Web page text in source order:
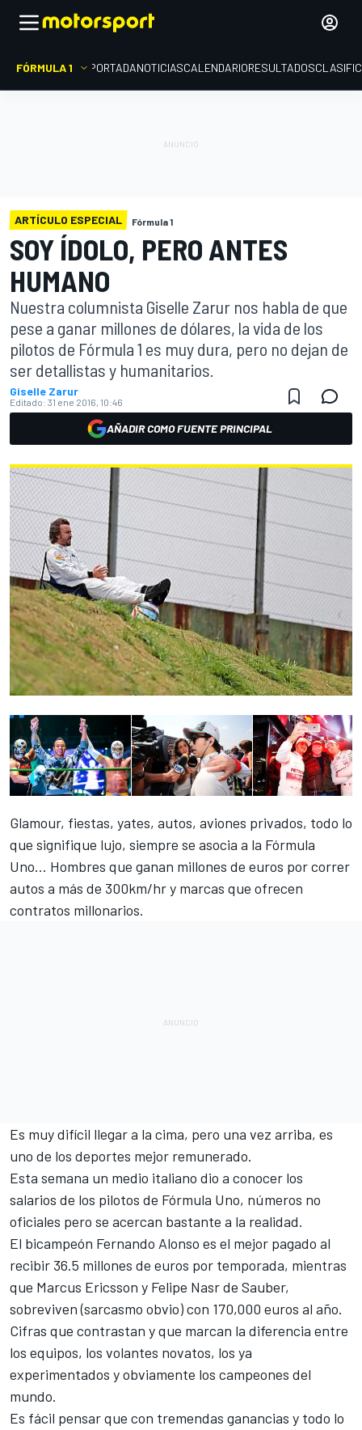
FÓRMULA 1 PORTADANOTICIASCALENDARIORESULTADOS
ARTÍCULO ESPECIAL Fórmula 1
SOY ÍDOLO, PERO ANTES
HUMANO
Nuestra columnista Giselle Zarur nos habla de que
pese a ganar millones de dólares, la vida de los
pilotos de Fórmula 1 es muy dura, pero no dejan de
ser detallistas y humanitarios.
Giselle Zarur
Editado: 31 ene 2016, 10:46
AÑADIR COMO FUENTE PRINCIPAL
Glamour, fiestas, yates, autos, aviones privados, todo lo
que signifique lujo, siempre se asocia a la Fórmula
Uno… Hombres que ganan millones de euros por correr
autos a más de 300km/hr y marcas que ofrecen
contratos millonarios.
Es muy difícil llegar a la cima, pero una vez arriba, es
uno de los deportes mejor remunerado.
Esta semana un medio italiano dio a conocer los
salarios de los pilotos de Fórmula Uno, números no
oficiales pero se acercan bastante a la realidad.
El bicampeón Fernando Alonso es el mejor pagado al
recibir 36.5 millones de euros por temporada, mientras
que Marcus Ericsson y Felipe Nasr de Sauber,
sobreviven (sarcasmo obvio) con 170,000 euros al año.
Cifras que contrastan y que marcan la diferencia entre
los equipos, los volantes novatos, los ya
experimentados y obviamente los campeones del
mundo.
Es fácil pensar que con tremendas ganancias y todo lo